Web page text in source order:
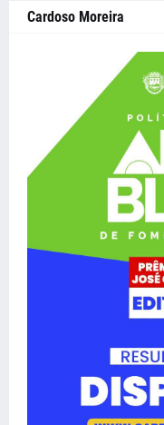
Cardoso Moreira